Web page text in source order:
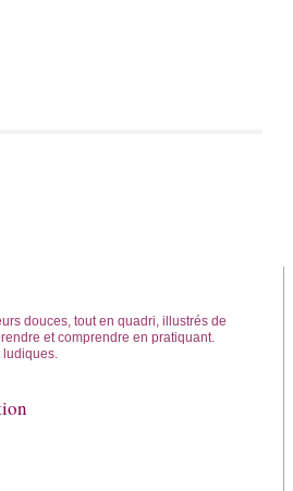
de remèdes & recettes à l’argile
: Mon cahier d’apprenti herboriste
douces, tout en quadri, illustrés de
et comprendre en pratiquant.